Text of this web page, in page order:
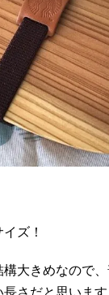
ズ！
大きめなので